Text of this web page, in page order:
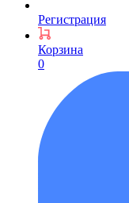
Регистрация
Корзина
0